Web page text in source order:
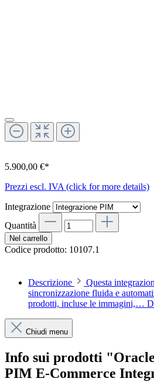
5.900,00 €*
Prezzi escl. IVA (click for more details)
Integrazione
Quantità
Nel carrello
Codice prodotto: 10107.1
Descrizione
Questa
sincronizzazione fluida e
prodotti, incluse le immagini,…
Chiudi menu
Info sui prodotti
PIM E-Commerce